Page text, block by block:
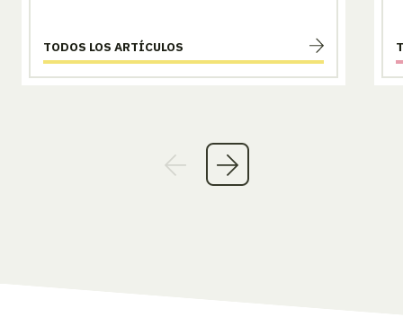
TODOS LOS ARTÍCULOS